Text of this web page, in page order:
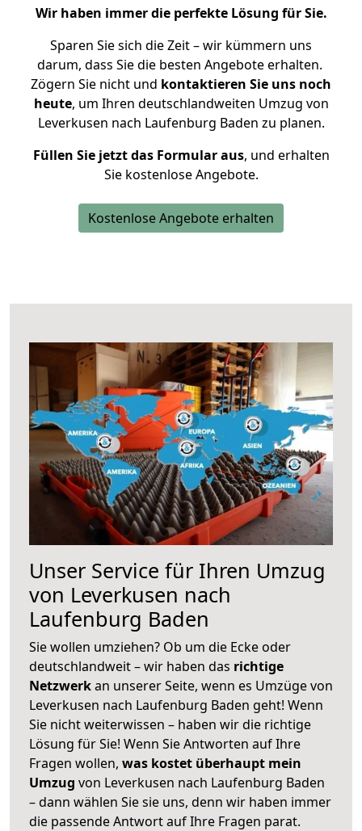
Wir haben immer die perfekte Lösung für Sie.
Sparen Sie sich die Zeit – wir kümmern uns
darum, dass Sie die besten Angebote erhalten.
Zögern Sie nicht und kontaktieren Sie uns noch
heute, um Ihren deutschlandweiten Umzug von
Leverkusen nach Laufenburg Baden zu planen.
Füllen Sie jetzt das Formular aus, und erhalten
Sie kostenlose Angebote.
Kostenlose Angebote erhalten
Unser Service für Ihren Umzug
von Leverkusen nach
Laufenburg Baden
Sie wollen umziehen? Ob um die Ecke oder
deutschlandweit – wir haben das richtige
Netzwerkan unserer Seite, wenn es Umzüge von
Leverkusen nach Laufenburg Baden geht! Wenn
Sie nicht weiterwissen – haben wir die richtige
Lösung für Sie! Wenn Sie Antworten auf Ihre
Fragen wollen, was kostet überhaupt mein
Umzug von Leverkusen nach Laufenburg Baden
– dann wählen Sie sie uns, denn wir haben immer
die passende Antwort auf Ihre Fragen parat.